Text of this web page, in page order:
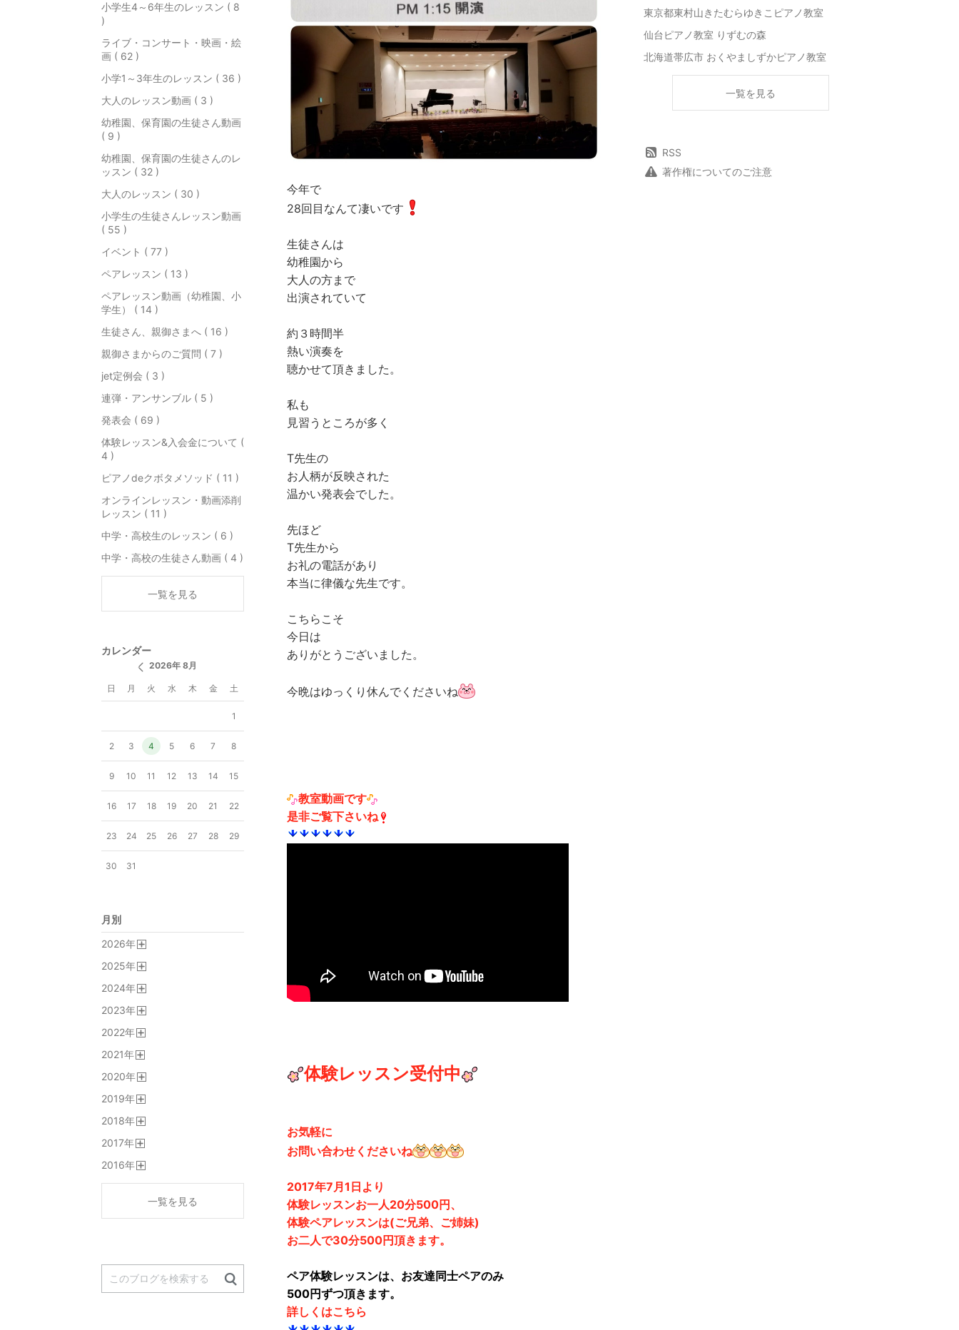
今年で
28回目なんて凄いです
生徒さんは
幼稚園から
大人の方まで
出演されていて
約３時間半
熱い演奏を
聴かせて頂きました。
私も
見習うところが多く
T先生の
お人柄が反映された
温かい発表会でした。
先ほど
T先生から
お礼の電話があり
本当に律儀な先生です。
こちらこそ
今日は
ありがとうございました。
今晩はゆっくり休んでくださいね
教室動画です
是非ご覧下さいね
体験レッスン受付中
お気軽に
お問い合わせくださいね
2017年7月1日より
体験レッスンお一人20分500円、
体験ペアレッスンは(ご兄弟、ご姉妹)
お二人で30分500円頂きます。
ペア体験レッスンは、お友達同士ペアのみ
500円ずつ頂きます。
詳しくはこちら
東京都東村山きたむらゆきこピアノ教室
仙台ピアノ教室 りずむの森
北海道帯広市 おくやましずかピアノ教室
一覧を見る
RSS
著作権についてのご注意
小学生4～6年生のレッスン ( 8
)
ライブ・コンサート・映画・絵
画 ( 62 )
小学1～3年生のレッスン ( 36 )
大人のレッスン動画 ( 3 )
幼稚園、保育園の生徒さん動画
( 9 )
幼稚園、保育園の生徒さんのレ
ッスン ( 32 )
大人のレッスン ( 30 )
小学生の生徒さんレッスン動画
( 55 )
イベント ( 77 )
ペアレッスン ( 13 )
ペアレッスン動画（幼稚園、小
学生） ( 14 )
生徒さん、親御さまへ ( 16 )
親御さまからのご質問 ( 7 )
jet定例会 ( 3 )
連弾・アンサンブル ( 5 )
発表会 ( 69 )
体験レッスン&入会金について (
4 )
ピアノdeクボタメソッド ( 11 )
オンラインレッスン・動画添削
レッスン ( 11 )
中学・高校生のレッスン ( 6 )
中学・高校の生徒さん動画 ( 4 )
一覧を見る
カレンダー
2026年 8月
日 月 火 水 木 金 土
1
2 3 4 5 6 7 8
9 10 11 12 13 14 15
16 17 18 19 20 21 22
23 24 25 26 27 28 29
30 31
月別
2026年
2025年
2024年
2023年
2022年
2021年
2020年
2019年
2018年
2017年
2016年
一覧を見る